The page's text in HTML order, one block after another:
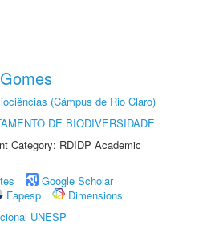
(Câmpus de Rio Claro)
DE BIODIVERSIDADE
Category: RDIDP Academic
Google Scholar
Fapesp
Dimensions
UNESP